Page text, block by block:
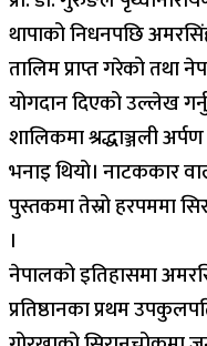
थापाको निधनपछि
तालिम प्राप्त गरेको
योगदान दिएको उल्लेख
शालिकमा श्रद्धाञ्जली
भनाइ थियो। नाटककार
पुस्तकमा तेस्रो हरपममा
।
नेपालको इतिहासमा
प्रतिष्ठानका प्रथम